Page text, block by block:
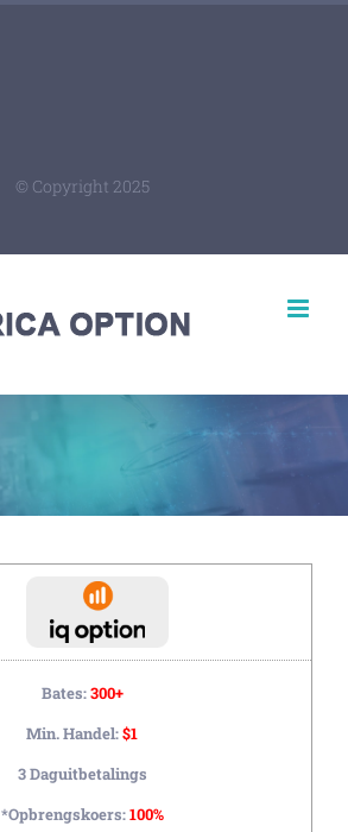
© Copyright 2025
Bates:300+
Min. Handel:$1
3 Daguitbetalings
*Opbrengskoers:100%